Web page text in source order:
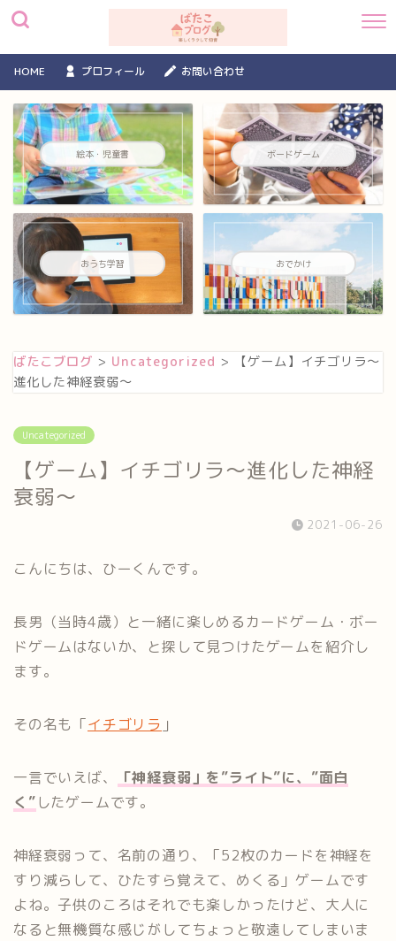
HOME プロフィール お問い合わせ
絵本・児童書 ボードゲーム
おうち学習 おでかけ
ばたこブログ > Uncategorized >
【ゲーム】イチゴリラ～
進化した神経衰弱～
Uncategorized
【ゲーム】イチゴリラ～進化した神経
衰弱～
2021-06-26
こんにちは、ひーくんです。
長男（当時4歳）と一緒に楽しめるカードゲーム・ボー
ドゲームはないか、と探して見つけたゲームを紹介し
ます。
その名も「イチゴリラ 」
一言でいえば、
「神経衰弱」を”ライト”に、”面白
く”したゲームです。
神経衰弱って、名前の通り、「52枚のカードを神経を
すり減らして、ひたすら覚えて、めくる」ゲームです
よね。子供のころはそれでも楽しかったけど、大人に
なると無機質な感じがしてちょっと敬遠してしまいま